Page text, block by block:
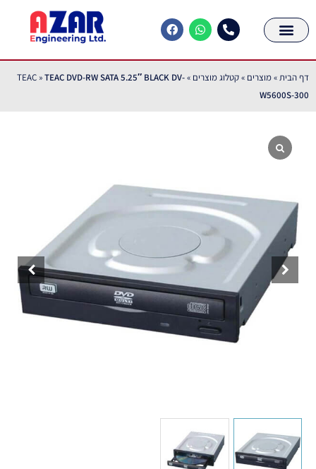
דף הבית»מוצרים »קטלוג מוצרים »
TEAC »TEAC DVD-RW SATA 5.25″ BLACK DV-
W5600S-300